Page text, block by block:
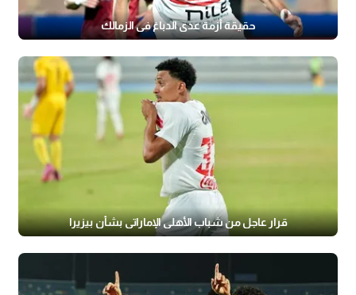
حقيقة أزمة عدي الدباغ في الزمالك
قرار عاجل من شباب الأهلي الإماراتي بشأن بيزيرا